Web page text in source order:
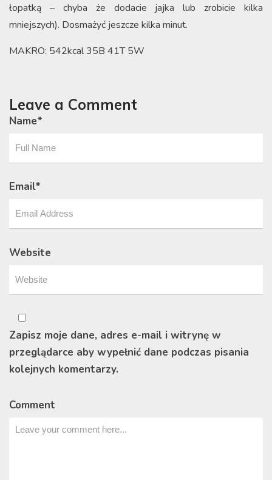
łopatką – chyba że dodacie jajka lub zrobicie kilka
mniejszych). Dosmażyć jeszcze kilka minut.
MAKRO: 542kcal 35B 41T 5W
Leave a Comment
Name*
Email*
Website
Zapisz moje dane, adres e-mail i witrynę w
przeglądarce aby wypełnić dane podczas pisania
kolejnych komentarzy.
Comment